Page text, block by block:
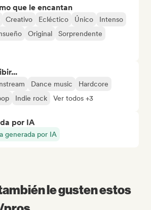
que le encantan
Creativo Ecléctico Único
Intenso
Original
Sorprendente
Dance music
Hardcore
Indie rock Ver todos +3
por IA
generada por IA
le gusten estos